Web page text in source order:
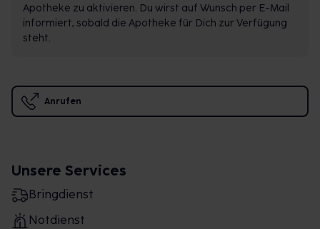
Apotheke zu aktivieren. Du wirst auf Wunsch per E-Mail
informiert, sobald die Apotheke für Dich zur Verfügung
steht.
Anrufen
Unsere Services
Bringdienst
Notdienst